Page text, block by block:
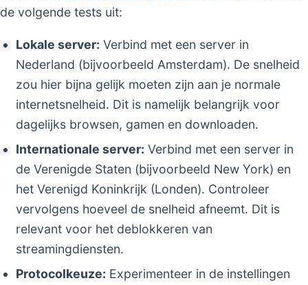
de volgende tests uit:
Lokale server: Verbind met een server in
Nederland (bijvoorbeeld Amsterdam). De snelheid
zou hier bijna gelijk moeten zijn aan je normale
internetsnelheid. Dit is namelijk belangrijk voor
dagelijks browsen, gamen en downloaden.
Internationale server: Verbind met een server in
de Verenigde Staten (bijvoorbeeld New York) en
het Verenigd Koninkrijk (Londen). Controleer
vervolgens hoeveel de snelheid afneemt. Dit is
relevant voor het deblokkeren van
streamingdiensten.
Protocolkeuze: Experimenteer in de instellingen